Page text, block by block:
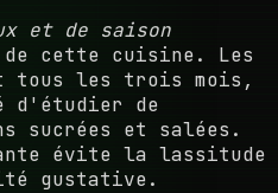
et de saison
cette cuisine. Les
tous les trois mois,
d'étudier de
sucrées et salées.
évite la lassitude
gustative.